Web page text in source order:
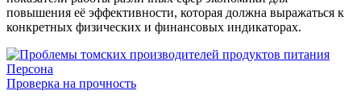
повышения её эффективности, которая должна выражаться к
конкретных физических и финансовых индикаторах.
Персона
Проверка на прочность